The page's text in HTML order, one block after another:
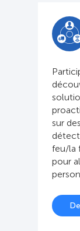
sur
feu/la
pour